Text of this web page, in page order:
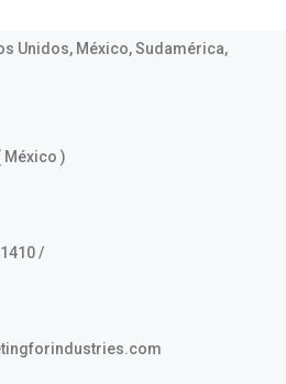
Unidos, México, Sudamérica,
México )
/